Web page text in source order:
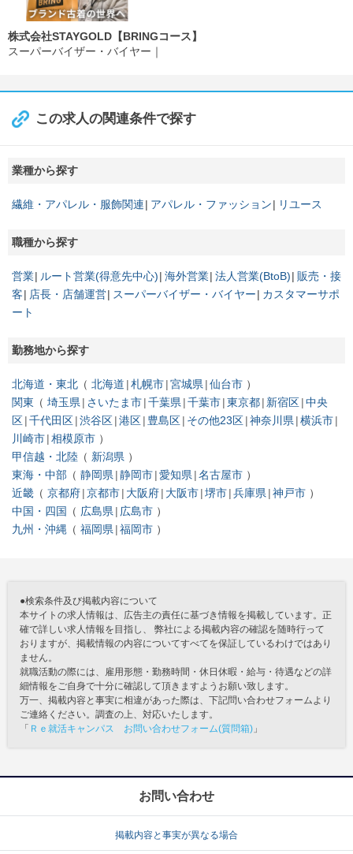
株式会社STAYGOLD【BRINGコース】
スーパーバイザー・バイヤー
この求人の関連条件で探す
業種から探す
繊維・アパレル・服飾関連 アパレル・ファッション リユース
職種から探す
営業 ルート営業(得意先中心) 海外営業 法人営業(BtoB)
販売・接
客
店長・店舗運営 スーパーバイザー・バイヤー
カスタマーサポ
ート
勤務地から探す
北海道・東北 北海道 札幌市 宮城県 仙台市
関東
埼玉県 さいたま市 千葉県 千葉市 東京都 新宿区 中央
区 千代田区 渋谷区 港区 豊島区 その他23区 神奈川県 横浜市
川崎市 相模原市
甲信越・北陸
新潟県
東海・中部
静岡県 静岡市 愛知県 名古屋市
近畿
京都府 京都市 大阪府 大阪市 堺市 兵庫県 神戸市
中国・四国
広島県
広島市
九州・沖縄
福岡県 福岡市
●検索条件及び掲載内容について
本サイトの求人情報は、広告主の責任に基づき情報を掲載しています。正
確で詳しい求人情報を目指し、 弊社による掲載内容の確認を随時行って
おりますが、掲載情報の内容についてすべてを保証しているわけではあり
ません。
就職活動の際には、雇用形態・勤務時間・休日休暇・給与・待遇などの詳
細情報をご自身で十分に確認して頂きますようお願い致します。
万一、掲載内容と事実に相違があった際は、下記問い合わせフォームより
ご連絡ください。調査の上、対応いたします。
「 Ｒｅ就活キャンパス お問い合わせフォーム(質問箱) 」
お問い合わせ
掲載内容と事実が異なる場合